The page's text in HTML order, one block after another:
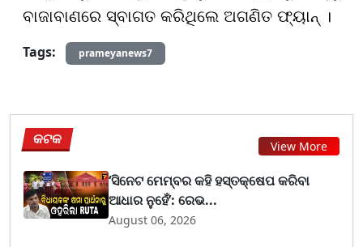
ବାଜାବାଣରେ ସ୍ବାଗତ କରିଥିଲେ ଅଗଣିତ ଫ୍ୟାନ୍ ।
Tags:
prameyanews7
କଟକ View More
‘ସିନେଟ ମେମ୍ବର କହି ହସ୍ତକ୍ଷେପ କରିବା
ଆଧାର ନୁହେଁ’: ରେଭ...
August 06, 2026